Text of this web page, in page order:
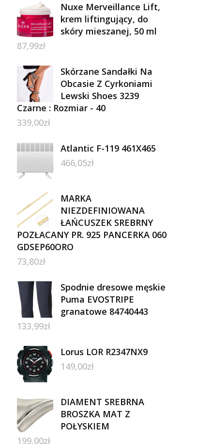
Nuxe Merveillance Lift,
krem liftingujący, do
skóry mieszanej, 50 ml
87,99zł
Skórzane Sandałki Na
Obcasie Z Cyrkoniami
Lewski Shoes 3239
Czarne : Rozmiar - 40
339,00zł
Atlantic F-119 461X465
466,05zł
MARKA
NIEZDEFINIOWANA
ŁAŃCUSZEK SREBRNY
POZŁACANY PR. 925 PANCERKA 060
GDSEP60ORO
73,80zł
Spodnie dresowe męskie
Puma EVOSTRIPE
granatowe 84740443
133,99zł
Lorus LOR R2347NX9
149,00zł
DIAMENT SREBRNA
BROSZKA MAT Z
POŁYSKIEM
199,00zł